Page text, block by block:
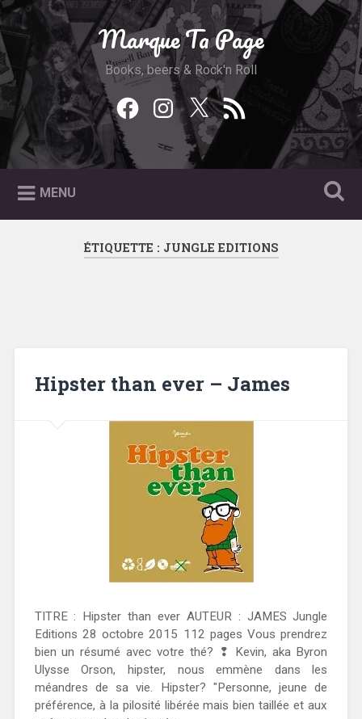
Accéder
au
contenu
principal
Recherche Marque Ta Page
Books, beers & Rock'n Roll
Facebook
Instagram
Twitter
Feed
RSS
MENU
ÉTIQUETTE : JUNGLE EDITIONS
Hipster than ever – James
TITRE : Hipster than ever AUTEUR : JAMES Jungle
Editions 28 octobre 2015 112 pages Vous prendrez
bien un résumé avec votre thé? ❢ Kevin, aka Byron
Ulysse Orson, hipster, nous emmène dans les
méandres de sa vie. Hipster? "Personne, jeune de
préférence, à la pilosité libérée mais bien taillée et aux